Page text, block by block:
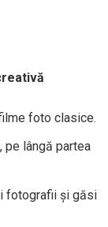
foto clasice.
pe lângă partea
fotografii și găsi